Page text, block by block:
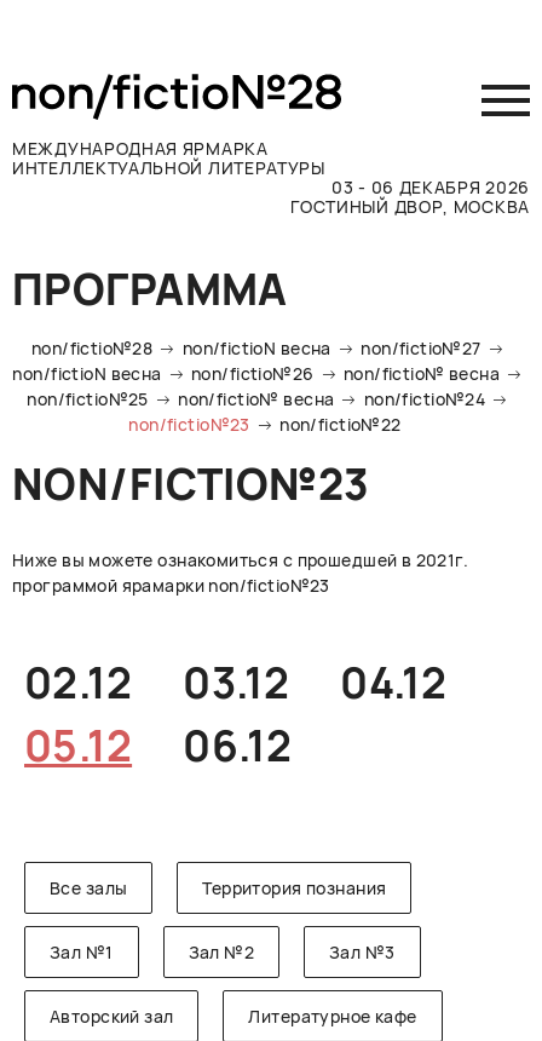
МЕЖДУНАРОДНАЯ ЯРМАРКА
ИНТЕЛЛЕКТУАЛЬНОЙ ЛИТЕРАТУРЫ
03 - 06 ДЕКАБРЯ 2026
ГОСТИНЫЙ ДВОР, МОСКВА
Принять участие
Участникам
Посетителям
Программа
Прессе
Контакты
РУССКИЙ ENGLISH CHINESE
ПРОГРАММА
non/fictio№28 non/fictioN весна
non/fictio№27
non/fictioN весна
non/fictio№26
non/fictio№ весна
non/fictio№25
non/fictio№ весна
non/fictio№24
non/fictio№23
non/fictio№22
NON/FICTIO№23
Ниже вы можете ознакомиться с прошедшей в 2021г.
программой ярамарки non/fictio№23
02.12 03.12
04.12
05.12
06.12
Все залы Территория познания
Зал №1 Зал №2 Зал №3
Авторский зал Литературное кафе